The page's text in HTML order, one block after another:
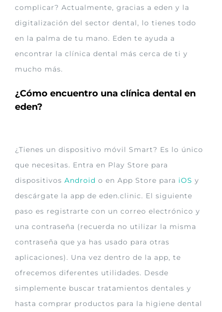
complicar? Actualmente, gracias a eden y la
digitalización del sector dental, lo tienes todo
en la palma de tu mano. Eden te ayuda a
encontrar la clínica dental más cerca de ti y
mucho más.
¿Cómo encuentro una clínica dental en
eden?
¿Tienes un dispositivo móvil Smart? Es lo único
que necesitas. Entra en Play Store para
dispositivos Android o en App Store para iOS y
descárgate la app de eden.clinic. El siguiente
paso es registrarte con un correo electrónico y
una contraseña (recuerda no utilizar la misma
contraseña que ya has usado para otras
aplicaciones). Una vez dentro de la app, te
ofrecemos diferentes utilidades. Desde
simplemente buscar tratamientos dentales y
hasta comprar productos para la higiene dental